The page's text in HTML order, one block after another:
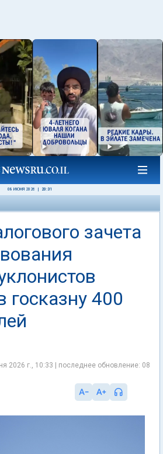
08 ИЮНЯ 2026 20:31
зачета
госказну 400
2026 г., 10:33 | последнее обновление: 08